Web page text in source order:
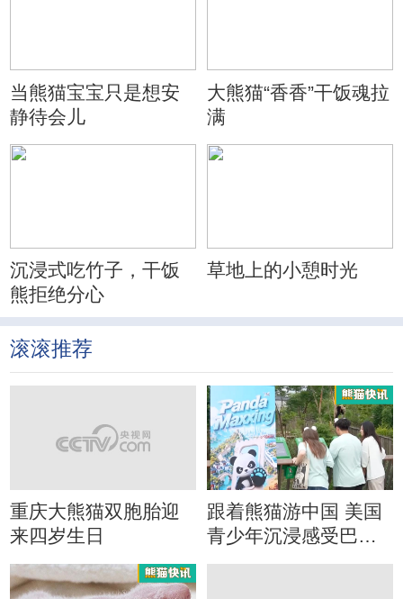
当熊猫宝宝只是想安
静待会儿
大熊猫“香香”干饭魂拉
满
沉浸式吃竹子，干饭
熊拒绝分心
草地上的小憩时光
滚滚推荐
重庆大熊猫双胞胎迎
来四岁生日
跟着熊猫游中国 美国
青少年沉浸感受巴蜀
文化